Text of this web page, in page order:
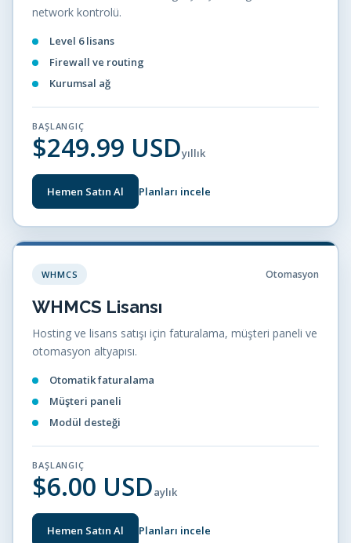
network kontrolü.
Level 6 lisans
Firewall ve routing
Kurumsal ağ
BAŞLANGIÇ
$249.99 USDyıllık
Hemen Satın Al Planları incele
WHMCS Otomasyon
WHMCS Lisansı
Hosting ve lisans satışı için faturalama, müşteri paneli ve
otomasyon altyapısı.
Otomatik faturalama
Müşteri paneli
Modül desteği
BAŞLANGIÇ
$6.00 USDaylık
Hemen Satın Al Planları incele